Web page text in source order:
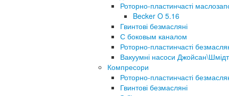
Роторно-пластинчасті
Becker O 5.16
Гвинтові безмасляні
С боковым каналом
Роторно-пластинчасті
Вакуумні насоси Джойсан\Шмідт
Компресори
Роторно-пластинчасті
Гвинтові безмасляні